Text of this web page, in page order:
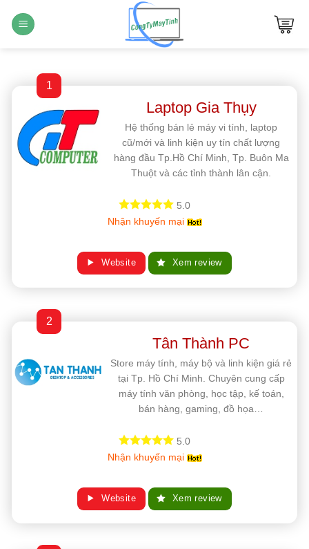
qua
1
Laptop Gia Thụy
Hệ thống bán lẻ máy vi tính, laptop
cũ/mới và linh kiện uy tín chất lượng
hàng đầu Tp.Hồ Chí Minh, Tp. Buôn Ma
Thuột và các tỉnh thành lân cận.
5.0
Nhận khuyến mại
Website Xem review
2
Tân Thành PC
Store máy tính, máy bộ và linh kiện giá rẻ
tại Tp. Hồ Chí Minh. Chuyên cung cấp
máy tính văn phòng, học tập, kế toán,
bán hàng, gaming, đồ họa…
5.0
Nhận khuyến mại
Website Xem review